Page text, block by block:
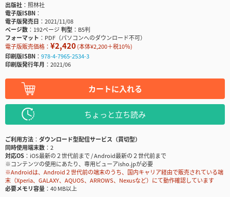
出版社
照林社
電子版ISBN
電子版発売日
2021/11/08
ページ数
192ページ判型
B5判
フォーマット
PDF（パソコンへのダウンロード不可）
電子版販売価格： ¥2,420(本体¥2,200＋税10％)
印刷版ISBN
978-4-7965-2534-3
印刷版発行年月
2021/06
カートに入れる
ちょっと立ち読み
ご利用方法
ダウンロード型配信サービス（買切型）
同時使用端末数
2
対応OS
iOS最新の２世代前まで / Android最新の２世代前まで
※コンテンツの使用にあたり、専用ビューアisho.jpが必要
※Androidは、Android２世代前の端末のうち、国内キャリア経由で販売されている端
末（Xperia、GALAXY、AQUOS、ARROWS、Nexusなど）にて動作確認しています
必要メモリ容量
40 MB以上